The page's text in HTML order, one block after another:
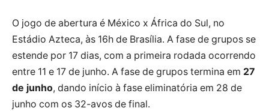
O jogo de abertura é México x África do Sul, no
Estádio Azteca, às 16h de Brasília. A fase de grupos se
estende por 17 dias, com a primeira rodada ocorrendo
entre 11 e 17 de junho. A fase de grupos termina em 27
de junho, dando início à fase eliminatória em 28 de
junho com os 32-avos de final.